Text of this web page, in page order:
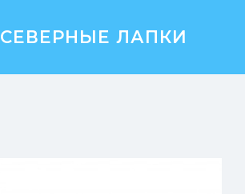
СЕВЕРНЫЕ ЛАПКИ